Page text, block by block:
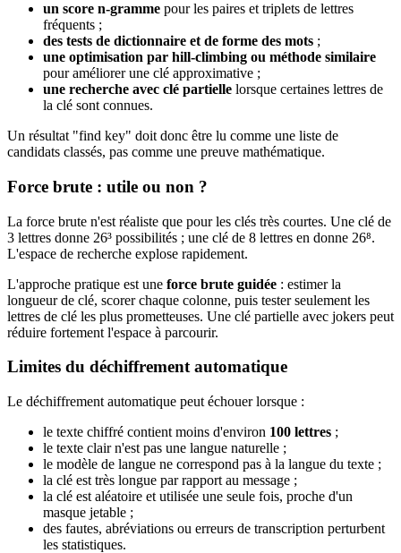
un score n-gramme pour les paires et triplets de lettres
fréquents ;
des tests de dictionnaire et de forme des mots ;
une optimisation par hill-climbing ou méthode similaire
pour améliorer une clé approximative ;
une recherche avec clé partielle lorsque certaines lettres de
la clé sont connues.
Un résultat "find key" doit donc être lu comme une liste de
candidats classés, pas comme une preuve mathématique.
Force brute : utile ou non ?
La force brute n'est réaliste que pour les clés très courtes. Une clé de
3 lettres donne 26³ possibilités ; une clé de 8 lettres en donne 26⁸.
L'espace de recherche explose rapidement.
L'approche pratique est une force brute guidée : estimer la
longueur de clé, scorer chaque colonne, puis tester seulement les
lettres de clé les plus prometteuses. Une clé partielle avec jokers peut
réduire fortement l'espace à parcourir.
Limites du déchiffrement automatique
Le déchiffrement automatique peut échouer lorsque :
le texte chiffré contient moins d'environ 100 lettres ;
le texte clair n'est pas une langue naturelle ;
le modèle de langue ne correspond pas à la langue du texte ;
la clé est très longue par rapport au message ;
la clé est aléatoire et utilisée une seule fois, proche d'un
masque jetable ;
des fautes, abréviations ou erreurs de transcription perturbent
les statistiques.